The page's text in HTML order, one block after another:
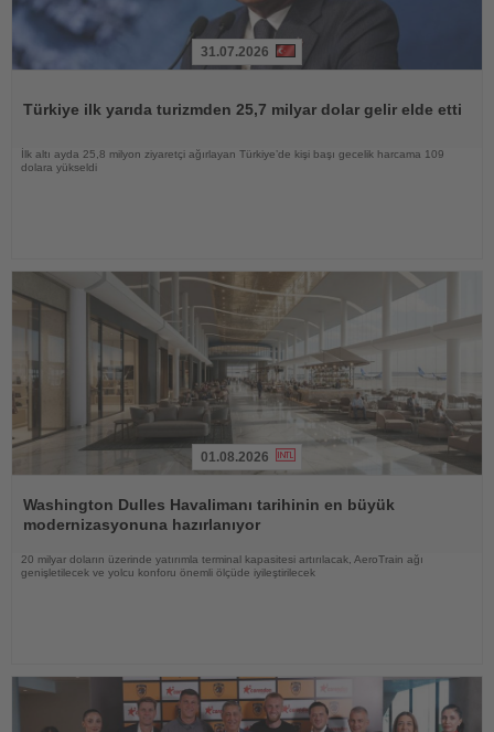
31.07.2026
Türkiye ilk yarıda turizmden 25,7 milyar dolar gelir elde etti
İlk altı ayda 25,8 milyon ziyaretçi ağırlayan Türkiye’de kişi başı gecelik harcama 109
dolara yükseldi
Oku
01.08.2026
Washington Dulles Havalimanı tarihinin en büyük
modernizasyonuna hazırlanıyor
20 milyar doların üzerinde yatırımla terminal kapasitesi artırılacak, AeroTrain ağı
genişletilecek ve yolcu konforu önemli ölçüde iyileştirilecek